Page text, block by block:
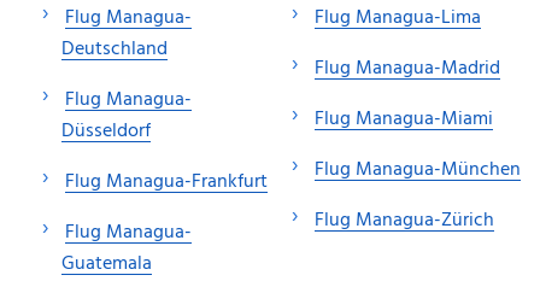
Flug Managua-
Deutschland
Flug Managua-
Düsseldorf
Flug Managua-Frankfurt
Flug Managua-
Guatemala
Flug Managua-Lima
Flug Managua-Madrid
Flug Managua-Miami
Flug Managua-München
Flug Managua-Zürich